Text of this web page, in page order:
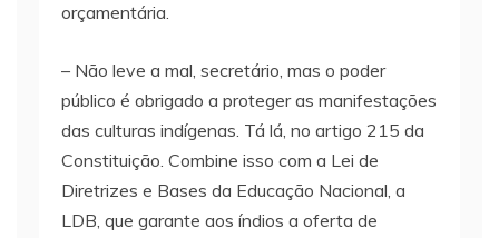
orçamentária.
– Não leve a mal, secretário, mas o poder
público é obrigado a proteger as manifestações
das culturas indígenas. Tá lá, no artigo 215 da
Constituição. Combine isso com a Lei de
Diretrizes e Bases da Educação Nacional, a
LDB, que garante aos índios a oferta de